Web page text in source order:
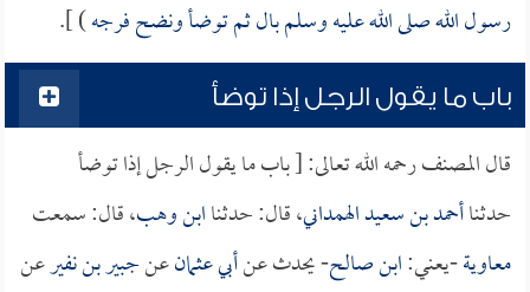
رسول الله صلى الله عليه وسلم بال ثم توضأ ونضح فرجه) ].
باب ما يقول الرجل إذا توضأ
قال المصنف رحمه الله تعالى: [ باب ما يقول الرجل إذا توضأ
حدثناأحمد بن سعيد الهمداني، قال: حدثناابن وهب، قال: سمعت
معاوية-يعني:ابن صالح- يحدث عنأبي عثمانعنجبير بن نفيرعن